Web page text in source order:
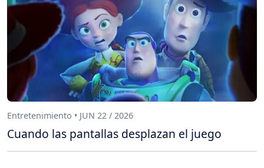
Entretenimiento • JUN 22 / 2026
Cuando las pantallas desplazan el juego